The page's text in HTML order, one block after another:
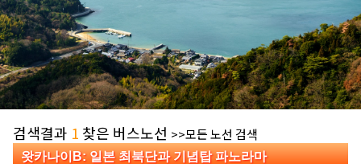
검색결과 1 찾은 버스노선 >>모든 노선 검색
왓카나이B: 일본 최북단과 기념탑 파노라마